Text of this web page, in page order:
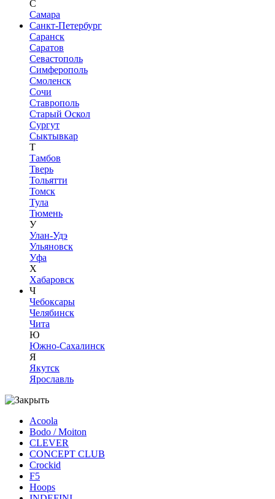
С
Самара
Санкт-Петербург
Саранск
Саратов
Севастополь
Симферополь
Смоленск
Сочи
Ставрополь
Старый Оскол
Сургут
Сыктывкар
Т
Тамбов
Тверь
Тольятти
Томск
Тула
Тюмень
У
Улан-Удэ
Ульяновск
Уфа
Х
Хабаровск
Ч
Чебоксары
Челябинск
Чита
Ю
Южно-Сахалинск
Я
Якутск
Ярославль
Acoola
Bodo / Moiton
CLEVER
CONCEPT CLUB
Crockid
F5
Hoops